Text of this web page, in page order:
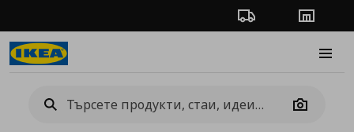
Проследяване на
Camera